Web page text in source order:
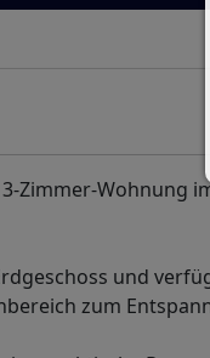
Zimmer-Wohnung
und
zum